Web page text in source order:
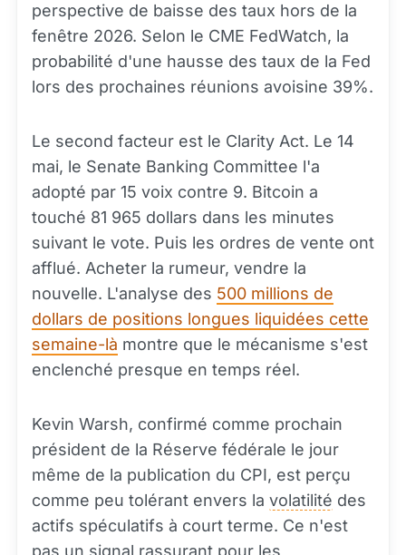
perspective de baisse des taux hors de la
fenêtre 2026. Selon le CME FedWatch, la
probabilité d'une hausse des taux de la Fed
lors des prochaines réunions avoisine 39%.
Le second facteur est le Clarity Act. Le 14
mai, le Senate Banking Committee l'a
adopté par 15 voix contre 9. Bitcoin a
touché 81 965 dollars dans les minutes
suivant le vote. Puis les ordres de vente ont
afflué. Acheter la rumeur, vendre la
nouvelle. L'analyse des 500 millions de
dollars de positions longues liquidées cette
semaine-là montre que le mécanisme s'est
enclenché presque en temps réel.
Kevin Warsh, confirmé comme prochain
président de la Réserve fédérale le jour
même de la publication du CPI, est perçu
comme peu tolérant envers la volatilité des
actifs spéculatifs à court terme. Ce n'est
pas un signal rassurant pour les